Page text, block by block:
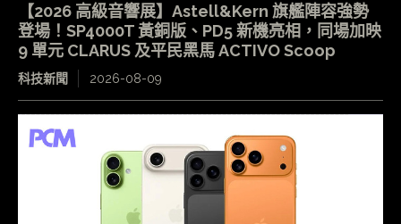
【2026 高級音響展】Astell&Kern 旗艦陣容強勢
登場！SP4000T 黃銅版、PD5 新機亮相，同場加映
9 單元 CLARUS 及平民黑馬 ACTIVO Scoop
科技新聞 2026-08-09